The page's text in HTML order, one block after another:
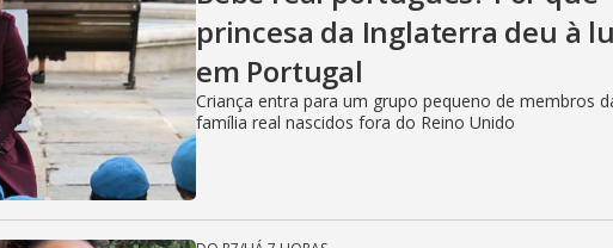
princesa da Inglaterra deu à
em Portugal
Criança entra para um grupo pequeno de membros
família real nascidos fora do Reino Unido